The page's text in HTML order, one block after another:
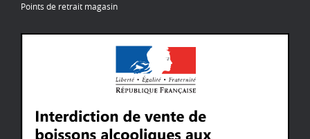
Points de retrait magasin